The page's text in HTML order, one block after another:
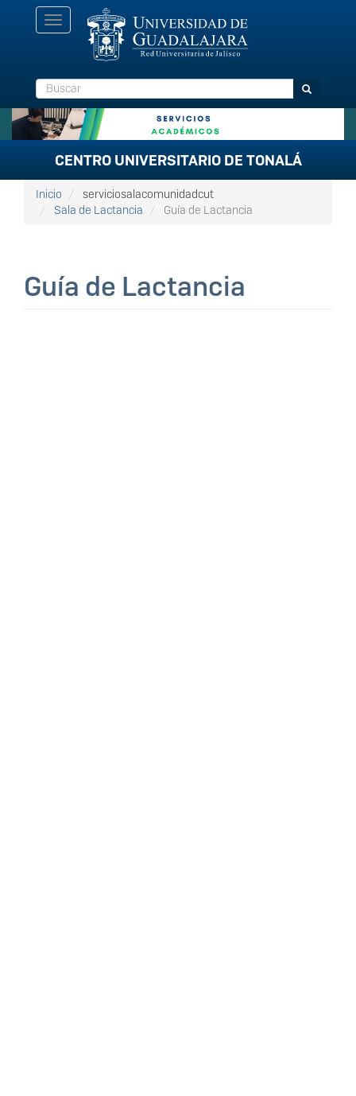
Toggle
navigation
Buscar Buscar
CENTRO UNIVERSITARIO DE TONALÁ
Inicio
serviciosalacomunidadcut
Sala de Lactancia
Guía de Lactancia
Guía de Lactancia